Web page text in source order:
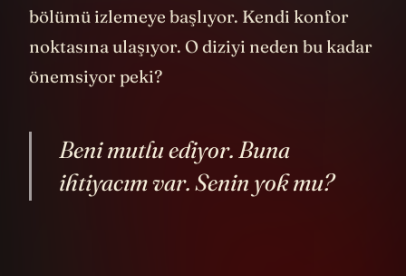
açıklandı.
olabileceği konusuna getiriyor. Aslında
G.H. bu konudaki düşüncesini karanlık bir
monologla açıklıyor. Güçlü bir ülkeyi